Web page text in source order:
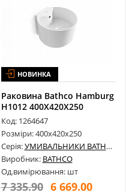
НОВИНКА
Раковина Bathco Hamburg
H1012 400X420X250
Код: 1264647
Розміри: 400х420х250
Серія:УМИВАЛЬНИКИ BATHCO
Виробник: BATHCO
Од.вимірювання: шт
7 335.90 6 669.00